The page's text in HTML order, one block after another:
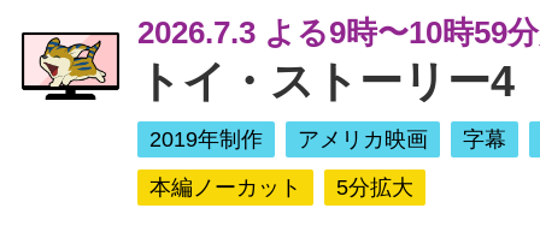
2026.7.3 よる9時〜10時59
トイ・ストーリー4
2019年制作 アメリカ映画
字幕
本編ノーカット
5分拡大